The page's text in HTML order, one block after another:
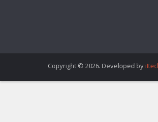
Copyright © 2026. Developed by